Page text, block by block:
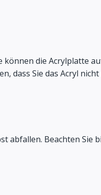
die Acrylplatte
dass Sie das Acryl
abfallen. Beachten Sie